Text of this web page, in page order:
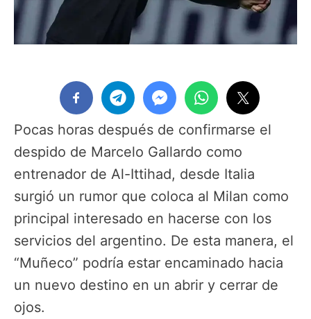
Pocas horas después de confirmarse el
despido de Marcelo Gallardo como
entrenador de Al-Ittihad, desde Italia
surgió un rumor que coloca al Milan como
principal interesado en hacerse con los
servicios del argentino. De esta manera, el
“Muñeco” podría estar encaminado hacia
un nuevo destino en un abrir y cerrar de
ojos.